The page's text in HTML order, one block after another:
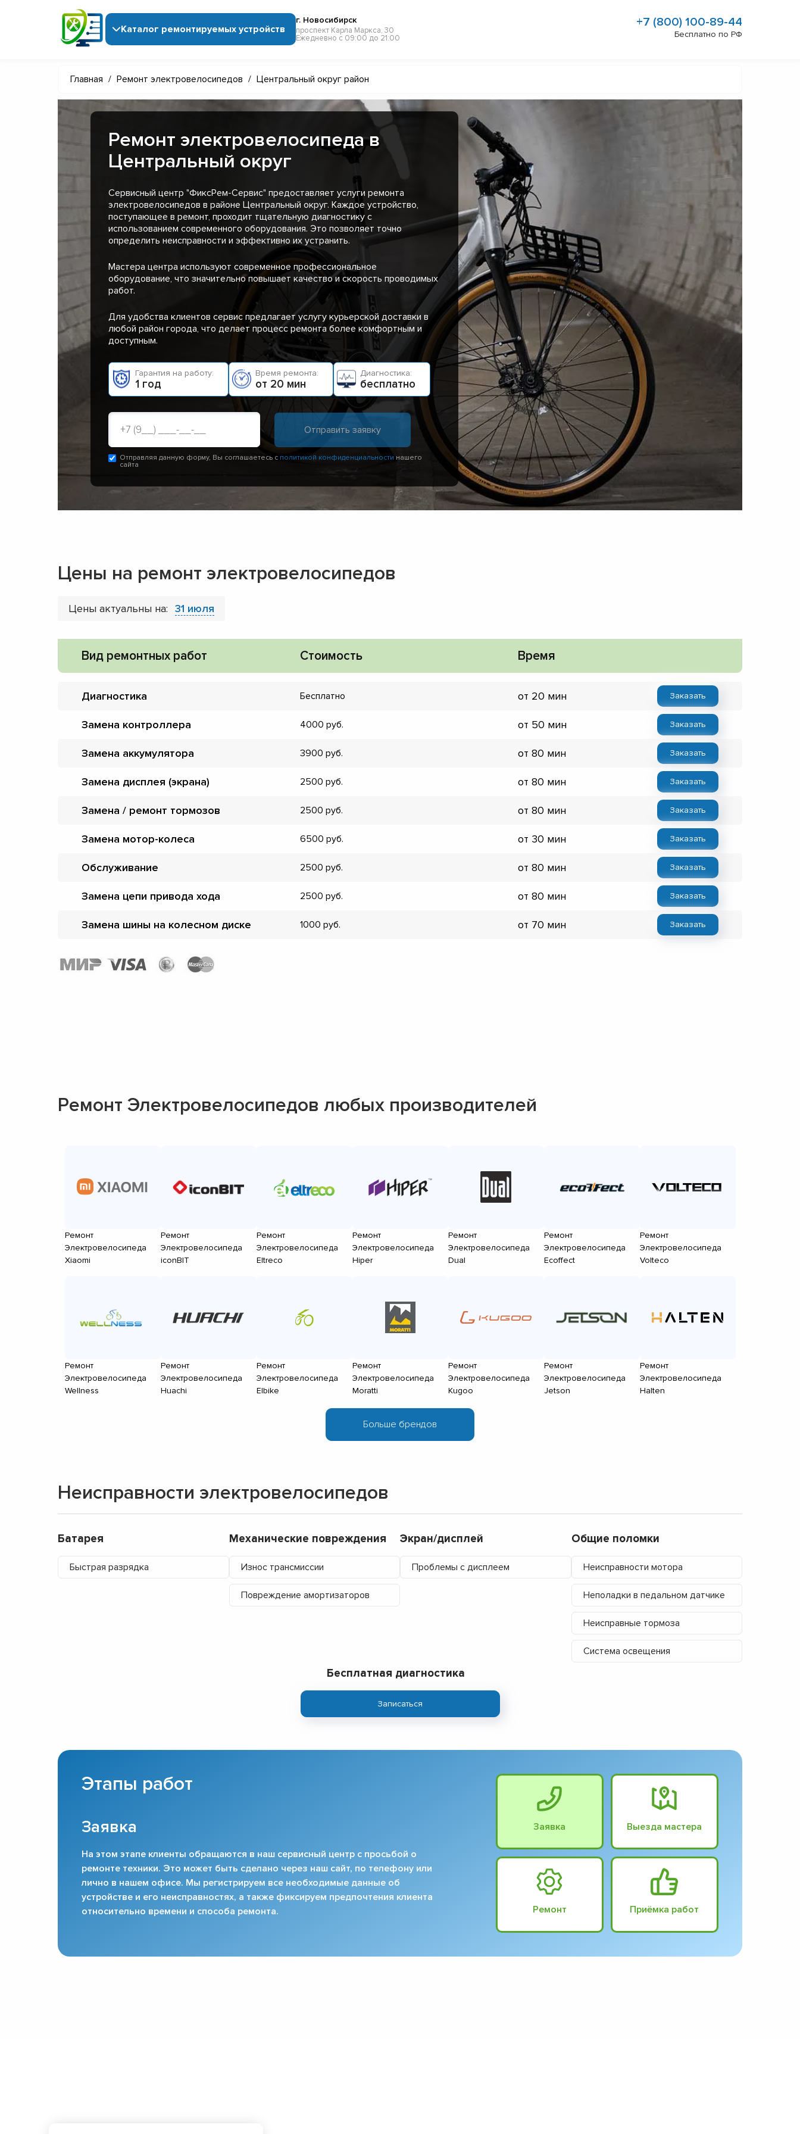
Каталог ремонтируемых устройств
г. Новосибирск
проспект Карла Маркса, 30
Ежедневно с 09:00 до 21:00
+7 (800) 100-89-44
Бесплатно по РФ
Главная / Ремонт электровелосипедов / Центральный округ район
Ремонт электровелосипеда в
Центральный округ
Сервисный центр "ФиксРем-Сервис" предоставляет услуги ремонта
электровелосипедов в районе Центральный округ. Каждое устройство,
поступающее в ремонт, проходит тщательную диагностику с
использованием современного оборудования. Это позволяет точно
определить неисправности и эффективно их устранить.
Мастера центра используют современное профессиональное
оборудование, что значительно повышает качество и скорость проводимых
работ.
Для удобства клиентов сервис предлагает услугу курьерской доставки в
любой район города, что делает процесс ремонта более комфортным и
доступным.
Гарантия на работу:
1 год
Время ремонта:
от 20 мин
Диагностика:
бесплатно
Отправляя данную форму, Вы соглашаетесь с политикой конфиденциальности нашего
сайта
Цены на ремонт электровелосипедов
Цены актуальны на: 31 июля
Вид ремонтных работ Стоимость Время
Диагностика Бесплатно от 20 мин Заказать
Замена контроллера 4000 от 50 мин Заказать
Замена аккумулятора 3900 от 80 мин Заказать
Замена дисплея (экрана) 2500 от 80 мин Заказать
Замена / ремонт тормозов 2500 от 80 мин Заказать
Замена мотор-колеса 6500 от 30 мин Заказать
Обслуживание 2500 от 80 мин Заказать
Замена цепи привода хода 2500 от 80 мин Заказать
Замена шины на колесном диске 1000 от 70 мин Заказать
Ремонт Электровелосипедов любых производителей
Ремонт
Электровелосипеда
Xiaomi
Ремонт
Электровелосипеда
iconBIT
Ремонт
Электровелосипеда
Eltreco
Ремонт
Электровелосипеда
Hiper
Ремонт
Электровелосипеда
Dual
Ремонт
Электровелосипеда
Ecoffect
Ремонт
Электровелосипеда
Volteco
Ремонт
Электровелосипеда
Wellness
Ремонт
Электровелосипеда
Huachi
Ремонт
Электровелосипеда
Elbike
Ремонт
Электровелосипеда
Moratti
Ремонт
Электровелосипеда
Kugoo
Ремонт
Электровелосипеда
Jetson
Ремонт
Электровелосипеда
Halten
Неисправности электровелосипедов
Батарея
Быстрая разрядка
Механические повреждения
Износ трансмиссии
Повреждение амортизаторов
Экран/дисплей
Проблемы с дисплеем
Общие поломки
Неисправности мотора
Неполадки в педальном датчике
Неисправные тормоза
Система освещения
Бесплатная диагностика
Записаться
Этапы работ
Заявка
На этом этапе клиенты обращаются в наш сервисный центр с просьбой о
ремонте техники. Это может быть сделано через наш сайт, по телефону или
лично в нашем офисе. Мы регистрируем все необходимые данные об
устройстве и его неисправностях, а также фиксируем предпочтения клиента
относительно времени и способа ремонта.
Заявка Выезда мастера
Ремонт Приёмка работ